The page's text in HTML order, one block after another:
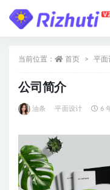
当前位置： 首页 平面
公司简介
油条 平面设计 6